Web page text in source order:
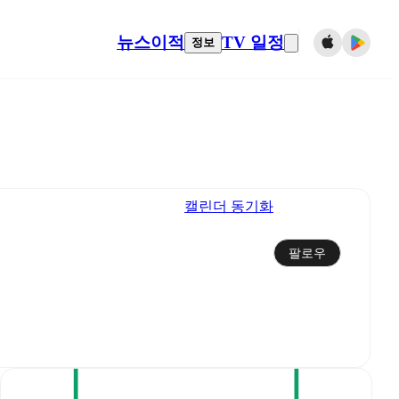
뉴스이적 정보 TV 일정
캘린더 동기화
팔로우